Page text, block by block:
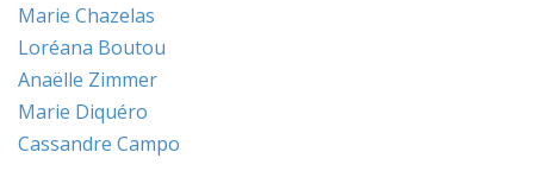
Marie Chazelas
Loréana Boutou
Anaëlle Zimmer
Marie Diquéro
Cassandre Campo